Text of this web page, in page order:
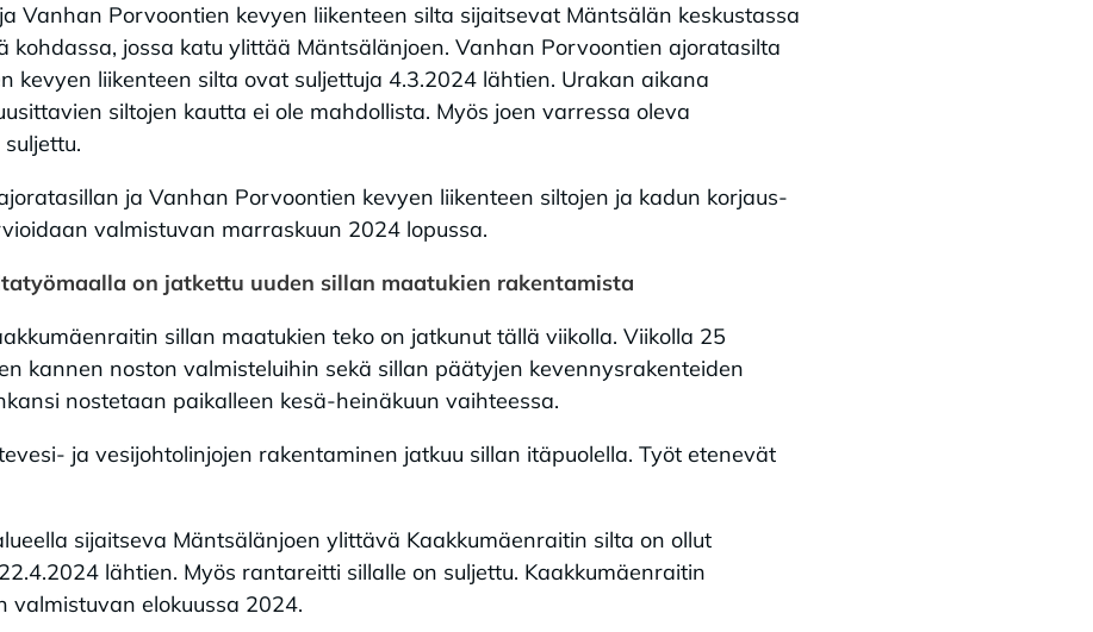
Vanhan Porvoontien kevyen liikenteen silta sijaitsevat Mäntsälän keskustassa
kohdassa, jossa katu ylittää Mäntsälänjoen. Vanhan Porvoontien ajoratasilta
kevyen liikenteen silta ovat suljettuja 4.3.2024 lähtien. Urakan aikana
siltojen kautta ei ole mahdollista. Myös joen varressa oleva
ja Vanhan Porvoontien kevyen liikenteen siltojen ja kadun korjaus-
valmistuvan marraskuun 2024 lopussa.
on jatkettu uuden sillan maatukien rakentamista
sillan maatukien teko on jatkunut tällä viikolla. Viikolla 25
kannen noston valmisteluihin sekä sillan päätyjen kevennysrakenteiden
nostetaan paikalleen kesä-heinäkuun vaihteessa.
ja vesijohtolinjojen rakentaminen jatkuu sillan itäpuolella. Työt etenevät
sijaitseva Mäntsälänjoen ylittävä Kaakkumäenraitin silta on ollut
lähtien. Myös rantareitti sillalle on suljettu. Kaakkumäenraitin
valmistuvan elokuussa 2024.